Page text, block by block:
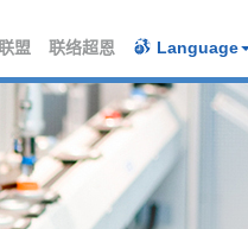
盟 联络超恩 Language